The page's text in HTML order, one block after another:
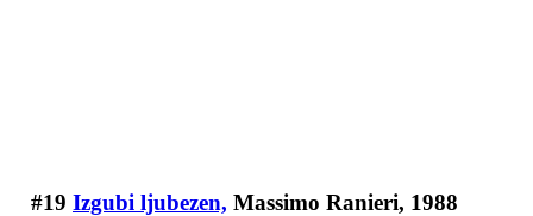
#19 Izgubi ljubezen, Massimo Ranieri, 1988